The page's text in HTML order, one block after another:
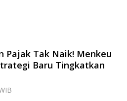
Pajak Tak Naik! Menkeu
Baru Tingkatkan